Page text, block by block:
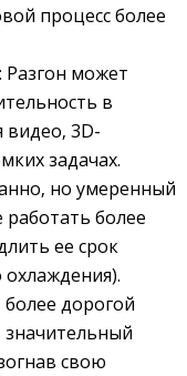
процесс более
Разгон может
в
3D-
задачах.
но умеренный
более
ее срок
дорогой
свою